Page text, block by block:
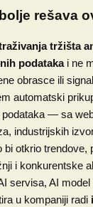
rešava
tržišta
podatakai ne
obrasce ili
automatski
podataka — sa
industrijskih
otkrio trendove,
i konkurentske
servisa, AI
u kompaniji radi